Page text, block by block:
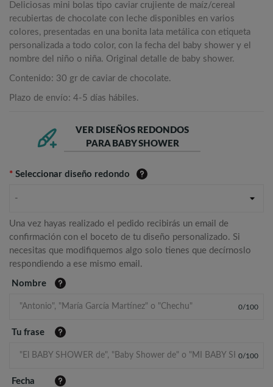
Deliciosas mini bolas tipo caviar crujiente de maíz/cereal
recubiertas de chocolate con leche disponibles en varios
colores, presentadas en una bonita lata metálica con etiqueta
personalizada a todo color, con la fecha del baby shower y el
nombre del niño o niña. Original detalle de baby shower.
Contenido: 30 gr de caviar de chocolate.
Plazo de envío: 4-5 días hábiles.
VER DISEÑOS REDONDOS
PARA BABY SHOWER
* Seleccionar diseño redondo
-
Una vez hayas realizado el pedido recibirás un email de
confirmación con el boceto de tu diseño personalizado. Si
necesitas que modifiquemos algo solo tienes que decírnoslo
respondiendo a ese mismo email.
Nombre
0/100
Tu frase
0/100
Fecha